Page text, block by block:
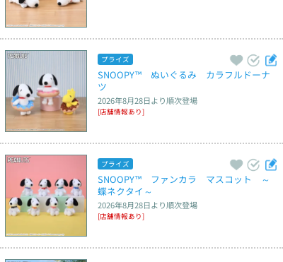
プライズ
SNOOPY™　ぬいぐるみ　カラフルドーナ
ツ
2026年8月28日より順次登場
[店舗情報あり]
プライズ
SNOOPY™　ファンカラ　マスコット　～
蝶ネクタイ～
2026年8月28日より順次登場
[店舗情報あり]